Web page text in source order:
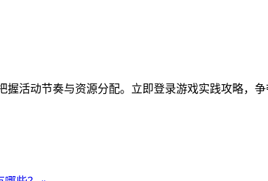
活动节奏与资源分配。立即登录游戏实践攻略，争